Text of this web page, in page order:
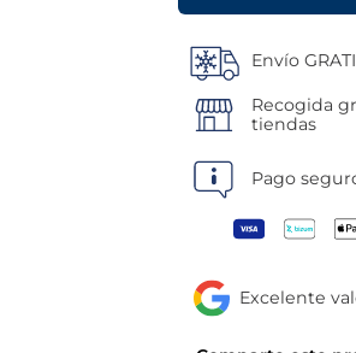
Envío
Recogida
tiendas
Pago
Excelente